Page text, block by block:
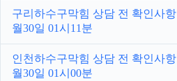
구리하수구막힘 상담 전 확인사항
월30일 01시11분
인천하수구막힘 상담 전 확인사항
월30일 01시00분